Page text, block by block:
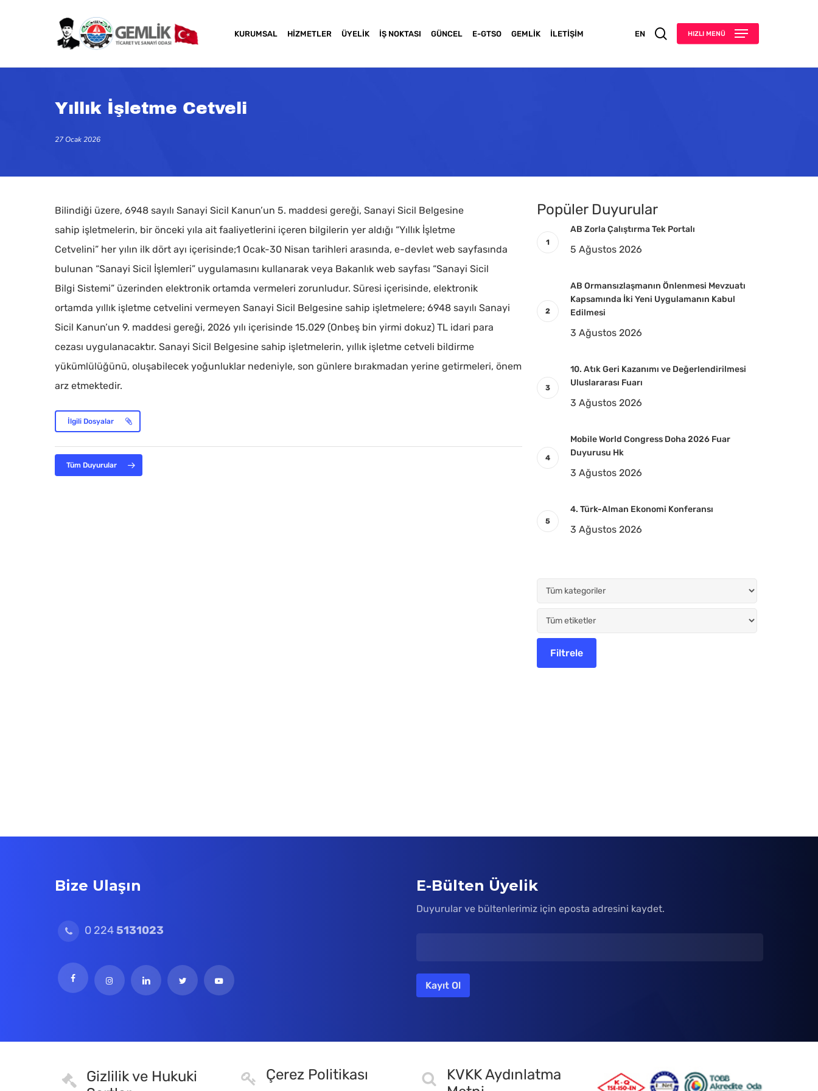
content
Kapatmak için arama veya ESC için enter tuşuna basınız
KURUMSAL HIZMETLER ÜYELIK İŞ NOKTASI GÜNCEL E-GTSO GEMLIK İLETIŞIM EN searchHIZLI MENÜ
Yıllık İşletme Cetveli
27 Ocak 2026
Bilindiği üzere, 6948 sayılı Sanayi Sicil Kanun’un 5. maddesi gereği, Sanayi Sicil Belgesine
sahip işletmelerin, bir önceki yıla ait faaliyetlerini içeren bilgilerin yer aldığı “Yıllık İşletme
Cetvelini” her yılın ilk dört ayı içerisinde;1 Ocak-30 Nisan tarihleri arasında, e-devlet web sayfasında
bulunan “Sanayi Sicil İşlemleri” uygulamasını kullanarak veya Bakanlık web sayfası “Sanayi Sicil
Bilgi Sistemi” üzerinden elektronik ortamda vermeleri zorunludur. Süresi içerisinde, elektronik
ortamda yıllık işletme cetvelini vermeyen Sanayi Sicil Belgesine sahip işletmelere; 6948 sayılı Sanayi
Sicil Kanun’un 9. maddesi gereği, 2026 yılı içerisinde 15.029 (Onbeş bin yirmi dokuz) TL idari para
cezası uygulanacaktır. Sanayi Sicil Belgesine sahip işletmelerin, yıllık işletme cetveli bildirme
yükümlülüğünü, oluşabilecek yoğunluklar nedeniyle, son günlere bırakmadan yerine getirmeleri, önem
arz etmektedir.
İlgili Dosyalar
Tüm Duyurular
Popüler Duyurular
AB Zorla Çalıştırma Tek Portalı
5 Ağustos 2026
AB Ormansızlaşmanın Önlenmesi Mevzuatı
Kapsamında İki Yeni Uygulamanın Kabul
Edilmesi
3 Ağustos 2026
10. Atık Geri Kazanımı ve Değerlendirilmesi
Uluslararası Fuarı
3 Ağustos 2026
Mobile World Congress Doha 2026 Fuar
Duyurusu Hk
3 Ağustos 2026
4. Türk-Alman Ekonomi Konferansı
3 Ağustos 2026
Bize Ulaşın
0 2245131023
E-Bülten Üyelik
Duyurular ve bültenlerimiz için eposta adresini kaydet.
Gizlilik ve Hukuki
Çerez Politikası
KVKK Aydınlatma